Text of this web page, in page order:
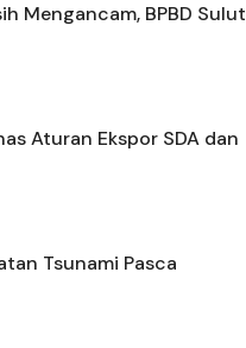
Mengancam, BPBD Sulut
Aturan Ekspor SDA dan
Tsunami Pasca